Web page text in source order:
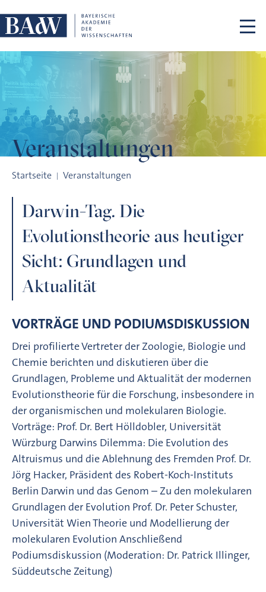
Veranstaltungen
Startseite Veranstaltungen
Darwin-Tag. Die
Evolutionstheorie aus heutiger
Sicht: Grundlagen und
Aktualität
VORTRÄGE UND PODIUMSDISKUSSION
Drei profilierte Vertreter der Zoologie, Biologie und
Chemie berichten und diskutieren über die
Grundlagen, Probleme und Aktualität der modernen
Evolutionstheorie für die Forschung, insbesondere in
der organismischen und molekularen Biologie.
Vorträge: Prof. Dr. Bert Hölldobler, Universität
Würzburg Darwins Dilemma: Die Evolution des
Altruismus und die Ablehnung des Fremden Prof. Dr.
Jörg Hacker, Präsident des Robert-Koch-Instituts
Berlin Darwin und das Genom – Zu den molekularen
Grundlagen der Evolution Prof. Dr. Peter Schuster,
Universität Wien Theorie und Modellierung der
molekularen Evolution Anschließend
Podiumsdiskussion (Moderation: Dr. Patrick Illinger,
Süddeutsche Zeitung)